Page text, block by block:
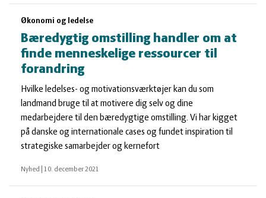
Økonomi og ledelse
Bæredygtig omstilling handler om at
finde menneskelige ressourcer til
forandring
Hvilke ledelses- og motivationsværktøjer kan du som
landmand bruge til at motivere dig selv og dine
medarbejdere til den bæredygtige omstilling. Vi har kigget
på danske og internationale cases og fundet inspiration til
strategiske samarbejder og kernefort
Nyhed 10. december 2021